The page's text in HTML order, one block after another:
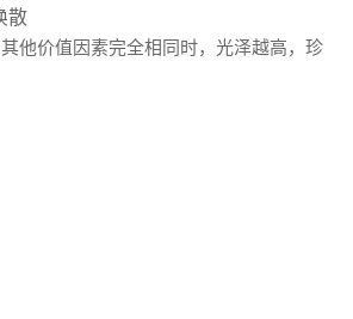
散
他价值因素完全相同时，光泽越高，珍